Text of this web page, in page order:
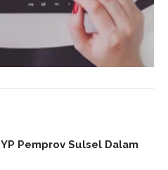
Pemprov Sulsel Dalam